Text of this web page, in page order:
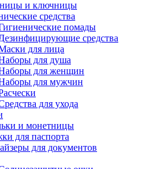
и ключницы
средства
помады
средства
для лица
для душа
для женщин
для мужчин
для ухода
и монетницы
для паспорта
для документов